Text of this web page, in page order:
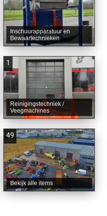
Inschuurapparatuur en
Bewaartechnieken
1
Reinigingstechniek /
Veegmachines
49
Bekijk alle items